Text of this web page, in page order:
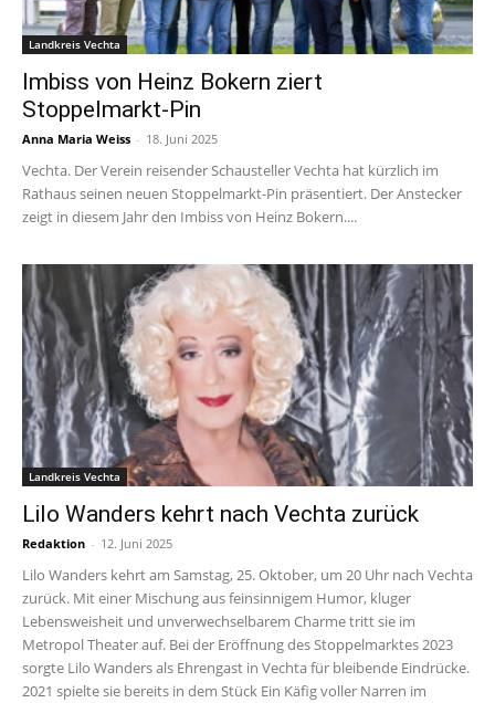
Landkreis Vechta
Imbiss von Heinz Bokern ziert
Stoppelmarkt-Pin
Anna Maria Weiss - 18. Juni 2025
Vechta. Der Verein reisender Schausteller Vechta hat kürzlich im
Rathaus seinen neuen Stoppelmarkt-Pin präsentiert. Der Anstecker
zeigt in diesem Jahr den Imbiss von Heinz Bokern....
Landkreis Vechta
Lilo Wanders kehrt nach Vechta zurück
Redaktion - 12. Juni 2025
Lilo Wanders kehrt am Samstag, 25. Oktober, um 20 Uhr nach Vechta
zurück. Mit einer Mischung aus feinsinnigem Humor, kluger
Lebensweisheit und unverwechselbarem Charme tritt sie im
Metropol Theater auf. Bei der Eröffnung des Stoppelmarktes 2023
sorgte Lilo Wanders als Ehrengast in Vechta für bleibende Eindrücke.
2021 spielte sie bereits in dem Stück Ein Käfig voller Narren im